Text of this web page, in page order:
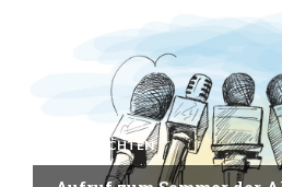
NACHRICHTEN